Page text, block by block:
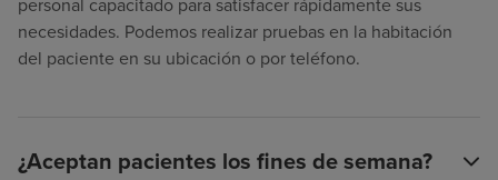
personal capacitado para satisfacer rápidamente sus
necesidades. Podemos realizar pruebas en la habitación
del paciente en su ubicación o por teléfono.
¿Aceptan pacientes los fines de semana?